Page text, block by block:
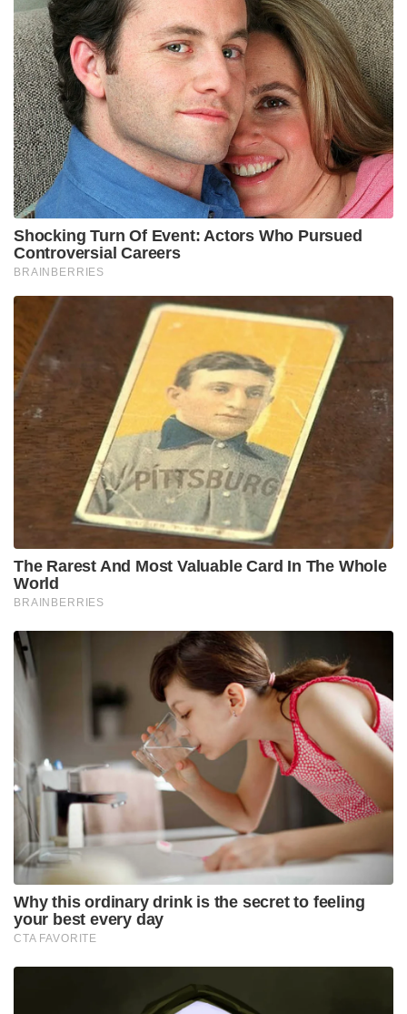
Shocking Turn Of Event: Actors Who Pursued
Controversial Careers
BRAINBERRIES
The Rarest And Most Valuable Card In The Whole
World
BRAINBERRIES
Why this ordinary drink is the secret to feeling
your best every day
CTA FAVORITE